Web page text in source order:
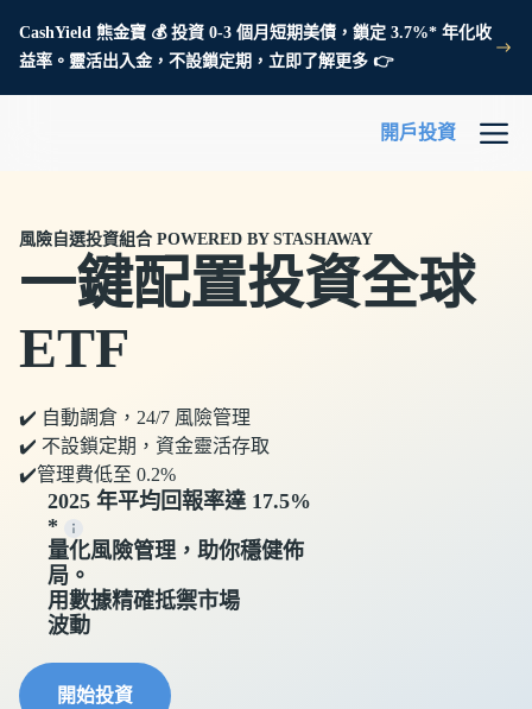
CashYield 熊金寶 💰 投資 0-3 個月短期美債，鎖定 3.7%* 年化收
益率。靈活出入金，不設鎖定期，立即了解更多 👉
開戶投資
風險自選投資組合 POWERED BY STASHAWAY
一鍵配置投資全球
ETF
✔️ 自動調倉，24/7 風險管理
✔️ 不設鎖定期，資金靈活存取
✔️管理費低至 0.2%
2025 年平均回報率達 17.5%
*
量化風險管理，助你穩健佈
局。
用數據精確抵禦市場
波動
開始投資